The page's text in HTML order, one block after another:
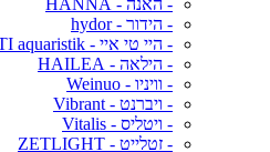
- האנה - HANNA
- הידור - hydor
- היי טי איי - ATI aquaristik
- הילאה - HAILEA
- וויניו - Weinuo
- ויברנט - Vibrant
- ויטליס - Vitalis
- זטלייט - ZETLIGHT